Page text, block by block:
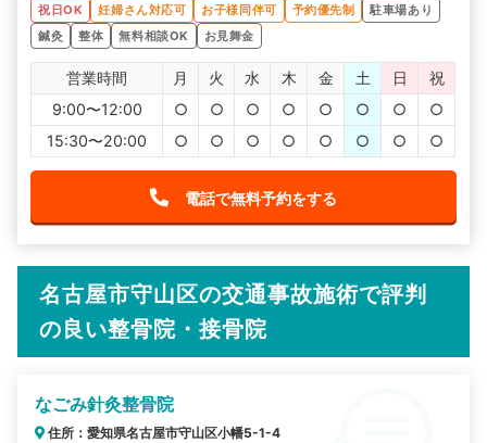
祝日OK
妊婦さん対応可 お子様同伴可 予約優先制
駐車場あり
鍼灸
整体 無料相談OK お見舞金
営業時間 月 火 水 木 金 土 日
祝
9:00〜12:00
○ ○ ○ ○ ○ ○ ○
○
15:30〜20:00
○ ○ ○ ○ ○ ○ ○ ○
電話で無料予約をする
名古屋市守山区の交通事故施術で評判
の良い整骨院・接骨院
なごみ針灸整骨院
住所：愛知県名古屋市守山区小幡5-1-4